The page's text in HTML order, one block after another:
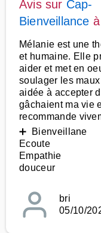
Avis sur Cap-
Bienveillance
Mélanie est une
et humaine. Elle
aider et met en
soulager les
aidée à accepter
gâchaient ma vie
recommande
➕ Bienveillane
Ecoute
Empathie
douceur
bri
05/10/